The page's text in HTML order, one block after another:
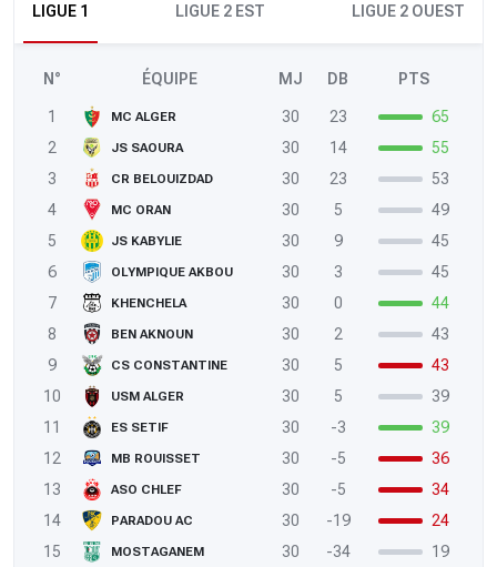
LIGUE 1 LIGUE 2 EST LIGUE 2 OUEST
N° ÉQUIPE MJ DB PTS
1 MC ALGER 30 23
65
2
JS SAOURA 30 14
55
3
CR BELOUIZDAD 30 23
53
4
MC ORAN 30 5
49
5
JS KABYLIE 30 9
45
6
OLYMPIQUE AKBOU 30 3
45
7
KHENCHELA 30 0
44
8
BEN AKNOUN 30 2
43
9
CS CONSTANTINE 30 5
43
10
USM ALGER 30 5
39
11
ES SETIF 30 -3
39
12
MB ROUISSET 30 -5
36
13
ASO CHLEF 30 -5
34
14
PARADOU AC 30 -19
24
15
MOSTAGANEM 30 -34
19